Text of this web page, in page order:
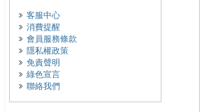
客服中心
消費提醒
會員服務條款
隱私權政策
免責聲明
綠色宣言
聯絡我們